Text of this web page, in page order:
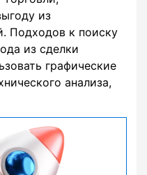
из
Подходов к поиску
из сделки
графические
анализа,